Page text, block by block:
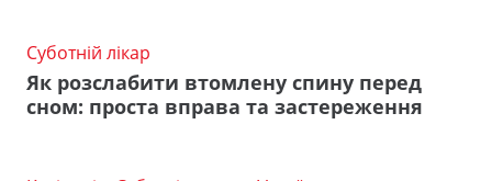
Суботній лікар
Як розслабити втомлену спину перед
сном: проста вправа та застереження